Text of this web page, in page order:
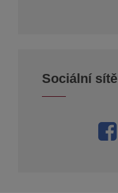
Sociální sítě